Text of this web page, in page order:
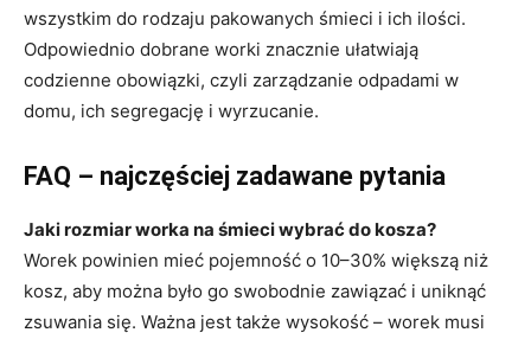
wszystkim do rodzaju pakowanych śmieci i ich ilości.
Odpowiednio dobrane worki znacznie ułatwiają
codzienne obowiązki, czyli zarządzanie odpadami w
domu, ich segregację i wyrzucanie.
FAQ – najczęściej zadawane pytania
Jaki rozmiar worka na śmieci wybrać do kosza?
Worek powinien mieć pojemność o 10–30% większą niż
kosz, aby można było go swobodnie zawiązać i uniknąć
zsuwania się. Ważna jest także wysokość – worek musi